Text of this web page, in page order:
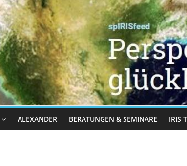
ALEXANDER BERATUNGEN & SEMINARE IRIS